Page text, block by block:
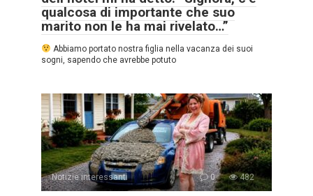
qualcosa di importante che suo
marito non le ha mai rivelato…”
Abbiamo portato nostra figlia nella vacanza dei suoi
sogni, sapendo che avrebbe potuto
Notizie interessanti 0 482